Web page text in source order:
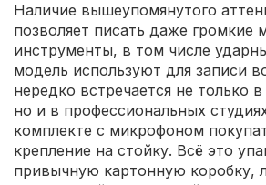
Наличие вышеупомянутого
позволяет писать даже громкие
инструменты, в том числе
модель используют для записи
нередко встречается не только
но и в профессиональных
комплекте с микрофоном
крепление на стойку. Всё это
привычную картонную коробку,